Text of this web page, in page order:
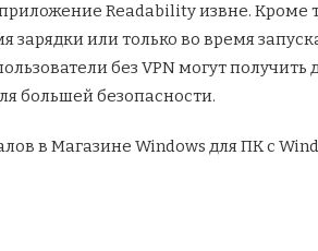
Readability извне. Кроме
или только во время
без VPN могут получить
большей безопасности.
в Магазине Windows для ПК с